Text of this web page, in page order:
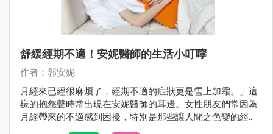
舒緩經期不適！安妮醫師的生活小叮嚀
作者：郭安妮
月經來已經很麻煩了，經期不適的症狀更是雪上加霜。」這
樣的抱怨聲時常出現在安妮醫師的耳邊。女性朋友們常因為
月經帶來的不適感到困擾，特別是那些讓人聞之色變的經期
症候群，在年齡介於 20 ~ 40 歲之間更是常見，尤其是在 25